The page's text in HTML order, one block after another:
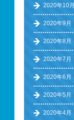
2020年10月
2020年9月
2020年8月
2020年7月
2020年6月
2020年5月
2020年4月